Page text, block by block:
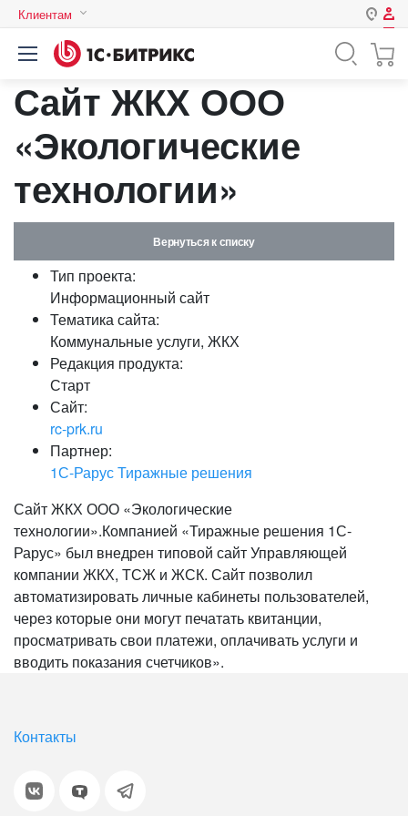
Клиентам
Авторизация
Нет аккаунта?Зарегистрироваться
Логин
Пароль
Запомнить меня на этом
Забыли свой пароль?
Сайт ЖКХ ООО
«Экологические
технологии»
Вернуться к списку
Тип проекта:
Информационный сайт
Тематика сайта:
Коммунальные услуги, ЖКХ
Редакция продукта:
Старт
Сайт:
rc-prk.ru
Партнер:
1С-Рарус Тиражные решения
Сайт ЖКХ ООО «Экологические
технологии».Компанией «Тиражные решения 1С-
Рарус» был внедрен типовой сайт Управляющей
компании ЖКХ, ТСЖ и ЖСК. Сайт позволил
автоматизировать личные кабинеты пользователей,
через которые они могут печатать квитанции,
просматривать свои платежи, оплачивать услуги и
вводить показания счетчиков».
Контакты